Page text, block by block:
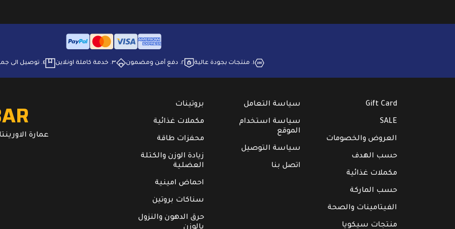
١. منتجات بجودة عالية ٢. ⁠دفع آمن ومضمون ٣. ⁠خدمة كاملة اونلاين ٤. ⁠توصيل الى جميع انحاء البلاد
Gift Card
SALE
العروض والخصومات
حسب الهدف
مكملات غذائية
حسب الماركة
الفيتامينات والصحة
منتجات سيكويا
سياسة التعامل
سياسة استخدام
الموقع
سياسة التوصيل
اتصل بنا
بروتينات
مكملات غذائية
محفزات طاقة
زيادة الوزن والكتلة
العضلية
احماض امينية
سناكات بروتين
حرق الدهون والنزول
بالوزن
عمارة الاورينتال.